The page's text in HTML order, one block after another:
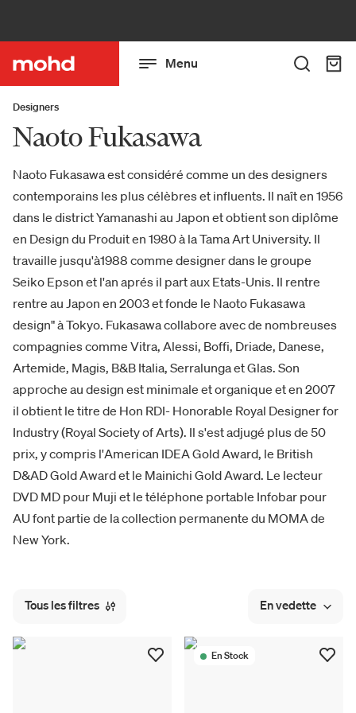
Menu
Designers
Naoto Fukasawa
Naoto Fukasawa est considéré comme un des designers
contemporains les plus célèbres et influents. Il naît en 1956
dans le district Yamanashi au Japon et obtient son diplôme
en Design du Produit en 1980 à la Tama Art University. Il
travaille jusqu'à1988 comme designer dans le groupe
Seiko Epson et l'an aprés il part aux Etats-Unis. Il rentre
rentre au Japon en 2003 et fonde le Naoto Fukasawa
design" à Tokyo. Fukasawa collabore avec de nombreuses
compagnies comme Vitra, Alessi, Boffi, Driade, Danese,
Artemide, Magis, B&B Italia, Serralunga et Glas. Son
approche au design est minimale et organique et en 2007
il obtient le titre de Hon RDI- Honorable Royal Designer for
Industry (Royal Society of Arts). Il s'est adjugé plus de 50
prix, y compris l'American IDEA Gold Award, le British
D&AD Gold Award et le Mainichi Gold Award. Le lecteur
DVD MD pour Muji et le téléphone portable Infobar pour
AU font partie de la collection permanente du MOMA de
New York.
Tous les filtres En vedette
En Stock